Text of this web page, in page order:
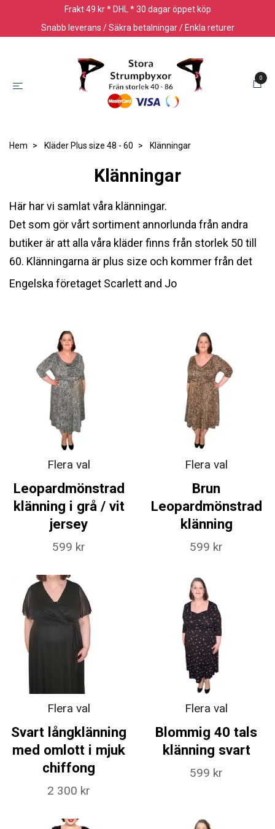
Frakt 49 kr * DHL * 30 dagar öppet köp
Snabb leverans / Säkra betalningar / Enkla returer
0
Hem Kläder Plus size 48 - 60 Klänningar
Klänningar
Här har vi samlat våra klänningar.
Det som gör vårt sortiment annorlunda från andra
butiker är att alla våra kläder finns från storlek 50 till
60. Klänningarna är plus size och kommer från det
Engelska företaget Scarlett and Jo
Flera val
Leopardmönstrad
klänning i grå / vit
jersey
599 kr
Flera val
Brun
Leopardmönstrad
klänning
599 kr
Flera val
Svart långklänning
med omlott i mjuk
chiffong
2 300 kr
Flera val
Blommig 40 tals
klänning svart
599 kr